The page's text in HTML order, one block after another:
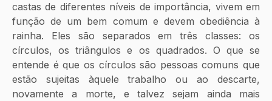
castas de diferentes níveis de importância, vivem em
função de um bem comum e devem obediência à
rainha. Eles são separados em três classes: os
círculos, os triângulos e os quadrados. O que se
entende é que os círculos são pessoas comuns que
estão sujeitas àquele trabalho ou ao descarte,
novamente a morte, e talvez sejam ainda mais